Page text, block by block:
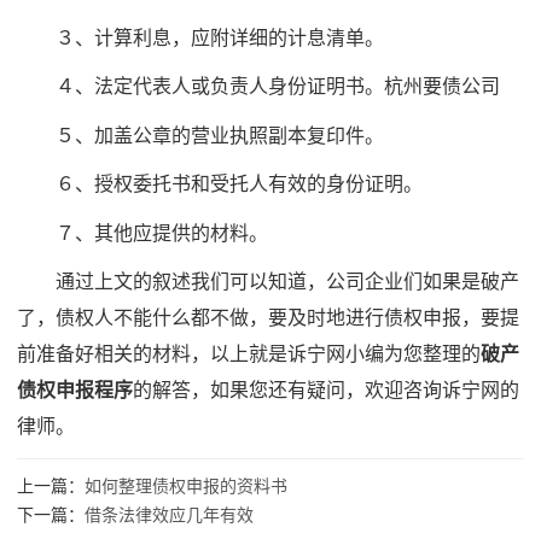
３、计算利息，应附详细的计息清单。
４、法定代表人或负责人身份证明书。杭州要债公司
５、加盖公章的营业执照副本复印件。
６、授权委托书和受托人有效的身份证明。
７、其他应提供的材料。
通过上文的叙述我们可以知道，公司企业们如果是破产
了，债权人不能什么都不做，要及时地进行债权申报，要提
前准备好相关的材料，以上就是诉宁网小编为您整理的破产
债权申报程序的解答，如果您还有疑问，欢迎咨询诉宁网的
律师。
上一篇： 如何整理债权申报的资料书
下一篇： 借条法律效应几年有效